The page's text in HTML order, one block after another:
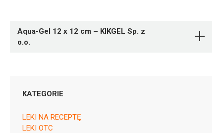
Aqua-Gel 12 x 12 cm – KIKGEL Sp. z
o.o.
KATEGORIE
LEKI NA RECEPTĘ
LEKI OTC